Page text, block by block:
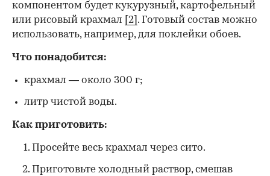
компонентом будет кукурузный, картофельный
или рисовый крахмал
[2] . Готовый состав можно
использовать, например, для поклейки обоев.
Что понадобится:
крахмал — около 300 г;
литр чистой воды.
Как приготовить:
Просейте весь крахмал через сито.
Приготовьте холодный раствор, смешав